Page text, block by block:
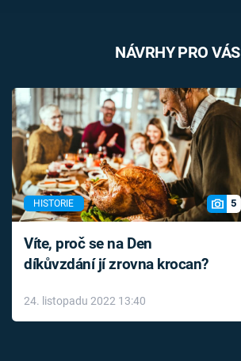
NÁVRHY PRO VÁS
HISTORIE 5
Víte, proč se na Den
díkůvzdání jí zrovna krocan?
24. listopadu 2022 13:40